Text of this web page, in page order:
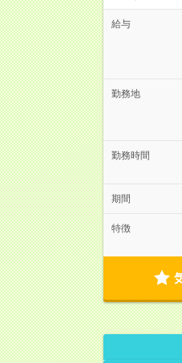
給与
勤務地
勤務時間
期間
特徴